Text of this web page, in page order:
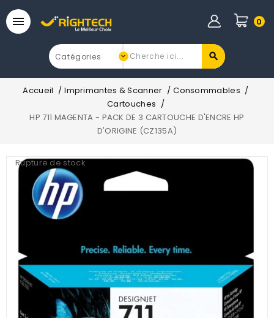
 0
Accueil Imprimantes & Scanner
Consommables
Cartouches
HP 711 MAGENTA - PACK DE 3 CARTOUCHE D'ENCRE HP
D'ORIGINE (CZ135A)
Rupture de stock